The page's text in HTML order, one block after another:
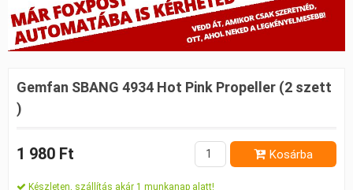
Gemfan SBANG 4934 Hot Pink Propeller (2 szett
)
1 980 Ft Kosárba
Készleten, szállítás akár 1 munkanap alatt!